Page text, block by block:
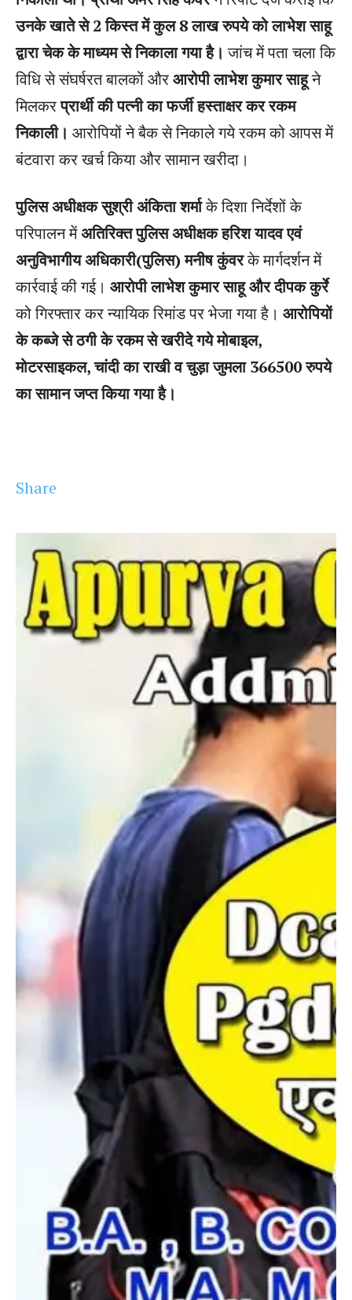
उनके खाते से 2 किस्त में कुल 8 लाख रुपये को लाभेश साहू
द्वारा चेक के माध्यम से निकाला गया है। जांच में पता चला कि
विधि से संघर्षरत बालकों औरआरोपी लाभेश कुमार साहूने
मिलकरप्रार्थी की पत्नी का फर्जी हस्ताक्षर कर रकम
निकाली। आरोपियों ने बैक से निकाले गये रकम को आपस में
बंटवारा कर खर्च किया और सामान खरीदा।
पुलिस अधीक्षक सुश्री अंकिता शर्माके दिशा निर्देशों के
परिपालन मेंअतिरिक्त पुलिस अधीक्षक हरिश यादव एवं
अनुविभागीय अधिकारी(पुलिस) मनीष कुंवरके मार्गदर्शन में
कार्रवाई की गई। आरोपी लाभेश कुमार साहू और दीपक कुर्रे
को गिरफ्तार कर न्यायिक रिमांड पर भेजा गया है। आरोपियों
के कब्जे से ठगी के रकम से खरीदे गये मोबाइल,
मोटरसाइकल, चांदी का राखी व चुड़ा जुमला 366500 रुपये
का सामान जप्त किया गया है।
Share